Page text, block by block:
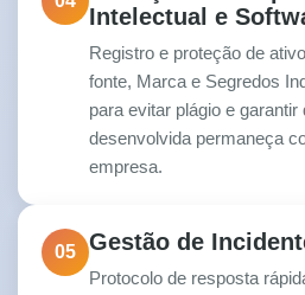
Intelectual e
Registro e proteção de
fonte, Marca e Segredos
para evitar plágio e garantir
desenvolvida permaneça
empresa.
05 Gestão de
Protocolo de resposta